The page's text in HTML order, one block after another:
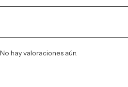
No hay valoraciones aún.